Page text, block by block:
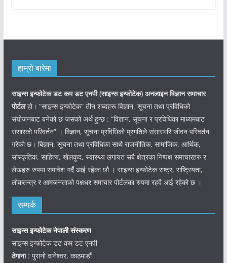
हाम्रो बारेमा
साइन्स इन्फोटेक डट कम डट एनपी (साइन्सइन्फोटेक) अनलाइन विज्ञान समाचार
पोर्टलहो। “साइन्स इन्फोटेक” तीन शब्दहरू विज्ञान, सूचना तथा प्रविधिको
संयोजनबाट बनेको छ जसको अर्थ हुन्छ : “विज्ञान, सूचना र प्रविधिका माध्यमबाट
संसारको परिवर्तन” । विज्ञान, सूचना प्रविधिको प्रगतिले संसारभरि जीवन परिवर्तन
गरेको छ। बिज्ञान, सूचना तथा प्रविधिका साथै राजनीतिक, सामाजिक, आर्थिक,
सांस्कृतिक, साहित्य, खेलकुद, स्वास्थ्य लगायत सबै क्षेत्रका निष्पक्ष समाचारहरु र
लेखहरु रुपमा समावेश गर्दै आई रहेका छौ । साइन्स इन्फोटेक राष्ट्र, राष्ट्रियता,
लोकतन्त्र र आमजनताको पक्षधर समाचार पोर्टलका रुपमा रहदै आई रहेको छ ।
सम्पर्क
साइन्स इन्फोटेक नेपाली संस्करण
साइन्स इन्फोटेक डट कम डट एनपी
ठेगाना: पुरानो वानेश्वर, काठमाडौं